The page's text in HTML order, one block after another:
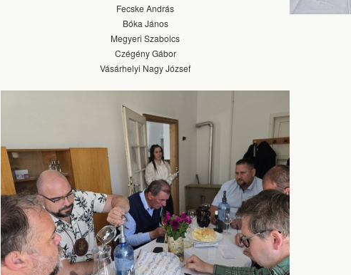
Fecske András
Bóka János
Megyeri Szabolcs
Czégény Gábor
Vásárhelyi Nagy József